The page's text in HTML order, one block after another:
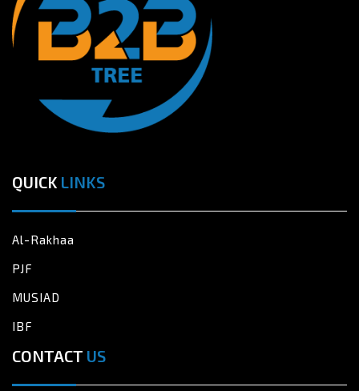
QUICK LINKS
Al-Rakhaa
PJF
MUSIAD
IBF
CONTACT US